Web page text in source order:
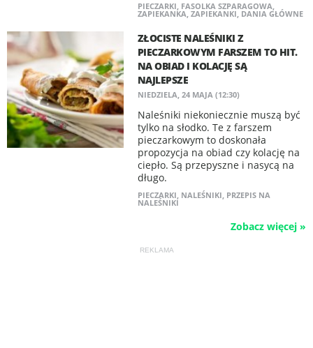
PIECZARKI, FASOLKA SZPARAGOWA,
ZAPIEKANKA, ZAPIEKANKI, DANIA GŁÓWNE
ZŁOCISTE NALEŚNIKI Z
PIECZARKOWYM FARSZEM TO HIT.
NA OBIAD I KOLACJĘ SĄ
NAJLEPSZE
NIEDZIELA, 24 MAJA (12:30)
Naleśniki niekoniecznie muszą być
tylko na słodko. Te z farszem
pieczarkowym to doskonała
propozycja na obiad czy kolację na
ciepło. Są przepyszne i nasycą na
długo.
PIECZARKI, NALEŚNIKI, PRZEPIS NA
NALEŚNIKI
Zobacz więcej »
REKLAMA